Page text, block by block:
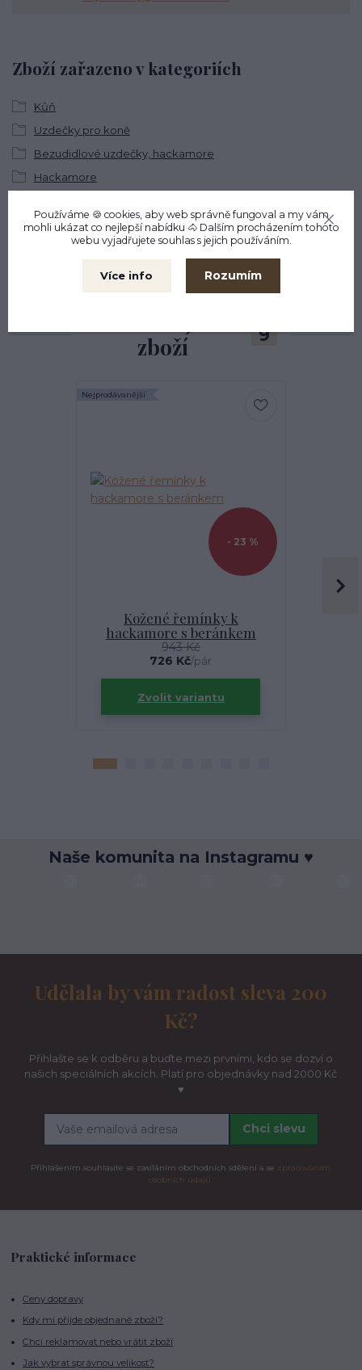
Zboží zařazeno v kategoriích
Kůň
Uzdečky pro koně
Bezudidlové uzdečky, hackamore
Hackamore
zboží
9
Nejprodávanější
- 23 %
Kožené řemínky k
hackamore s beránkem
943 Kč
726 Kč/pár
Zvolit variantu
Naše komunita na Instagramu ♥
Udělala by vám radost sleva 200
Kč?
Přihlašte se k odběru a buďte mezi prvními, kdo se dozví o
našich speciálních akcích. Platí pro objednávky nad 2000 Kč
♥
Chci slevu
Přihlášením souhlasíte se zasíláním obchodních sdělení a se
zpracováním
osobních údajů.
Praktické informace
Ceny dopravy
Kdy mi přijde objednané zboží?
Chci reklamovat nebo vrátit zboží
Jak vybrat správnou velikost?
Používáme 🍪 cookies, aby web správně fungoval a my vám
mohli ukázat co nejlepší nabídku 🐴 Dalším procházením tohoto
webu vyjadřujete souhlas s jejich používáním.
Více info Rozumím